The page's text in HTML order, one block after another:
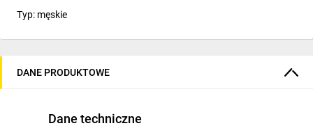
Typ: męskie
DANE PRODUKTOWE
Dane techniczne